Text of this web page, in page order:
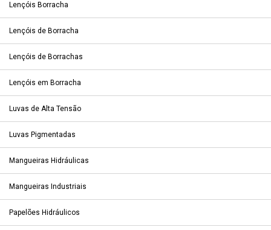
Lençóis Borracha
Lençóis de Borracha
Lençóis de Borrachas
Lençóis em Borracha
Luvas de Alta Tensão
Luvas Pigmentadas
Mangueiras Hidráulicas
Mangueiras Industriais
Papelões Hidráulicos